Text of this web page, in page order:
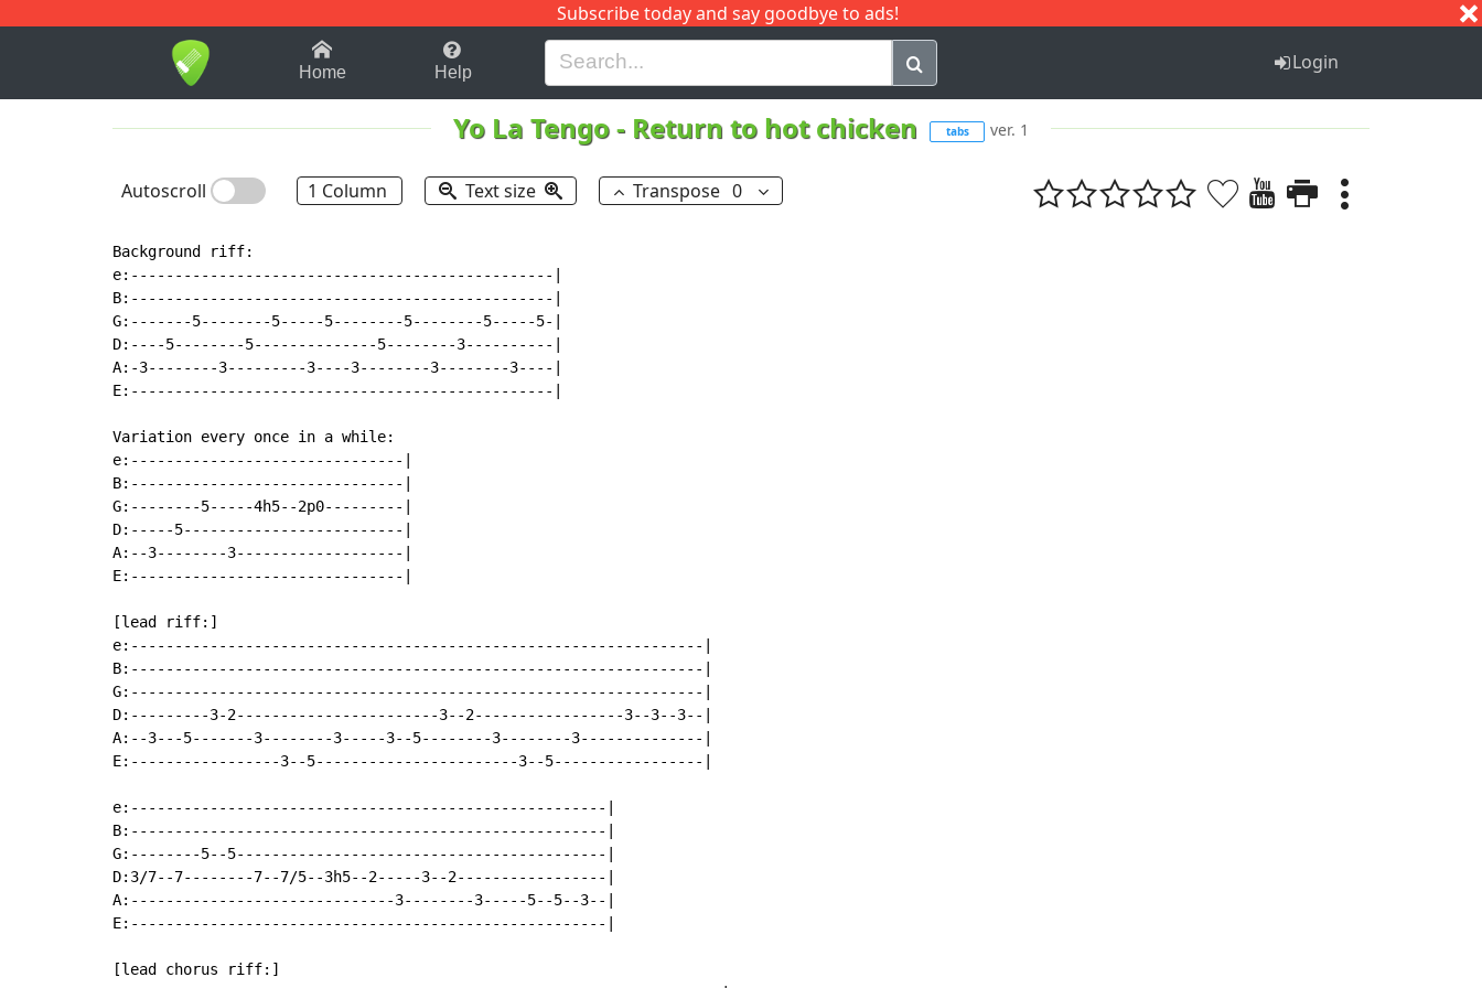
Subscribe today and say goodbye to ads!
1-9 B H I J Q
Home Help Login
Yo La Tengo- Return to hot chicken tabs ver. 1
Autoscroll 1 Column Text size Transpose 0
Background riff:
e:------------------------------------------------|
B:------------------------------------------------|
G:-------5--------5-----5--------5--------5-----5-|
D:----5--------5--------------5--------3----------|
A:-3--------3---------3----3--------3--------3----|
E:------------------------------------------------|
Variation every once in a while:
e:-------------------------------|
B:-------------------------------|
G:--------5-----4h5--2p0---------|
D:-----5-------------------------|
A:--3--------3-------------------|
E:-------------------------------|
[lead riff:]
e:-----------------------------------------------------------------|
B:-----------------------------------------------------------------|
G:-----------------------------------------------------------------|
D:---------3-2-----------------------3--2-----------------3--3--3--|
A:--3---5-------3--------3-----3--5--------3--------3--------------|
E:-----------------3--5-----------------------3--5-----------------|
e:------------------------------------------------------|
B:------------------------------------------------------|
G:--------5--5------------------------------------------|
D:3/7--7--------7--7/5--3h5--2-----3--2-----------------|
A:------------------------------3--------3-----5--5--3--|
E:------------------------------------------------------|
[lead chorus riff:]